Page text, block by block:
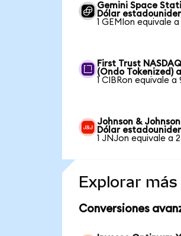
Gemini Space
Dólar
1 GEMIon equivale
First Trust
(Ondo Tokenized)
1 CIBRon equivale a
Johnson &
Dólar
1 JNJon equivale a
Explorar
Conversiones